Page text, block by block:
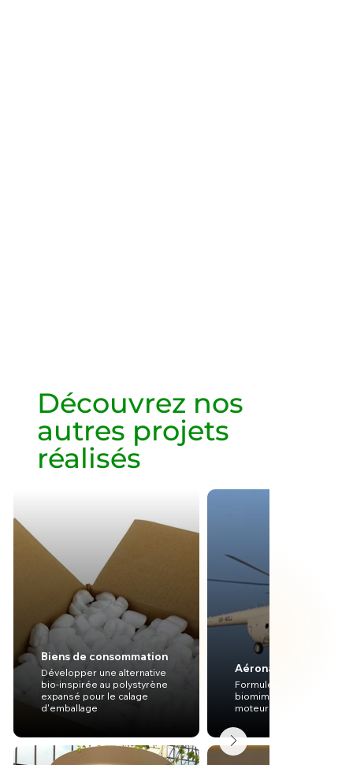
Découvrez nos
autres projets
réalisés
Biens de consommation
Développer une alternative
bio-inspirée au polystyrène
expansé pour le calage
d'emballage
Aéronautique
Formuler des pré-
biomimétiques pour les
moteurs d'hélicoptères